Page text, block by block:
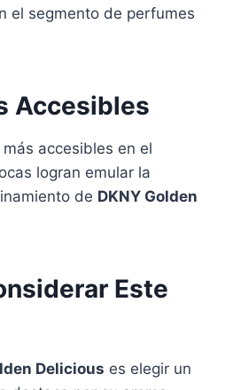
el segmento de perfumes
Accesibles
accesibles en el
logran emular la
de DKNY Golden
Este
Delicious es elegir un